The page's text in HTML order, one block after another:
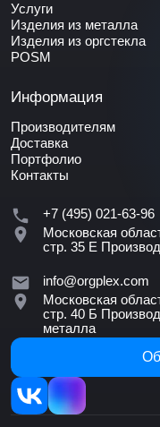
Услуги
Изделия из металла
Изделия из оргстекла
POSM
Информация
Производителям
Доставка
Портфолио
Контакты
+7 (495) 021-63-96
Московская
стр. 35 Е
info@orgplex.com
Московская
стр. 40 Б
металла